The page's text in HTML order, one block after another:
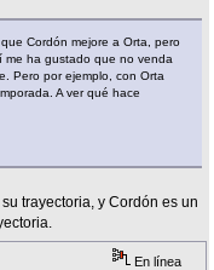
Cordón mejore a Orta, pero
me ha gustado que no venda
Pero por ejemplo, con Orta
A ver qué hace
trayectoria, y Cordón es un
En línea